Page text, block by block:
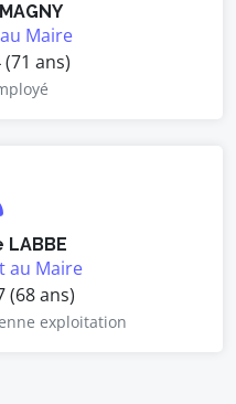
Maire
ans)
au Maire
(68 ans)
exploitation